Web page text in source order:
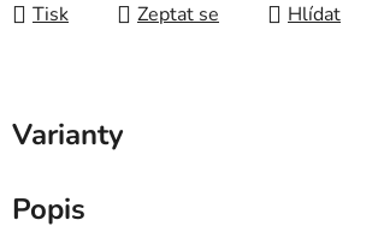
Tisk
Zeptat se Hlídat
Varianty
Popis